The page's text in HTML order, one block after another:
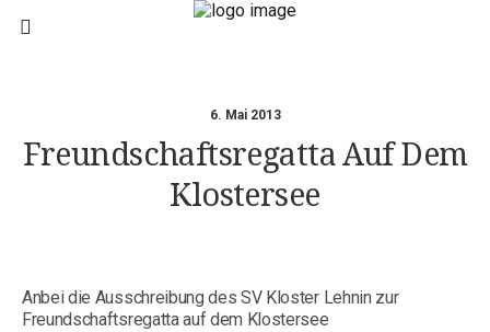
6. Mai 2013
Freundschaftsregatta Auf Dem
Klostersee
Anbei die Ausschreibung des SV Kloster Lehnin zur
Freundschaftsregatta auf dem Klostersee